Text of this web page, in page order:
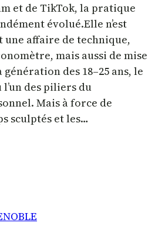
et de TikTok, la pratique
évolué.Elle n’est
une affaire de technique,
mais aussi de mise
génération des 18–25 ans, le
des piliers du
Mais à force de
sculptés et les…